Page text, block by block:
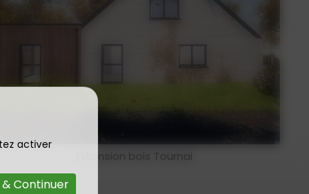
activer
Continuer
Extension bois Tournai